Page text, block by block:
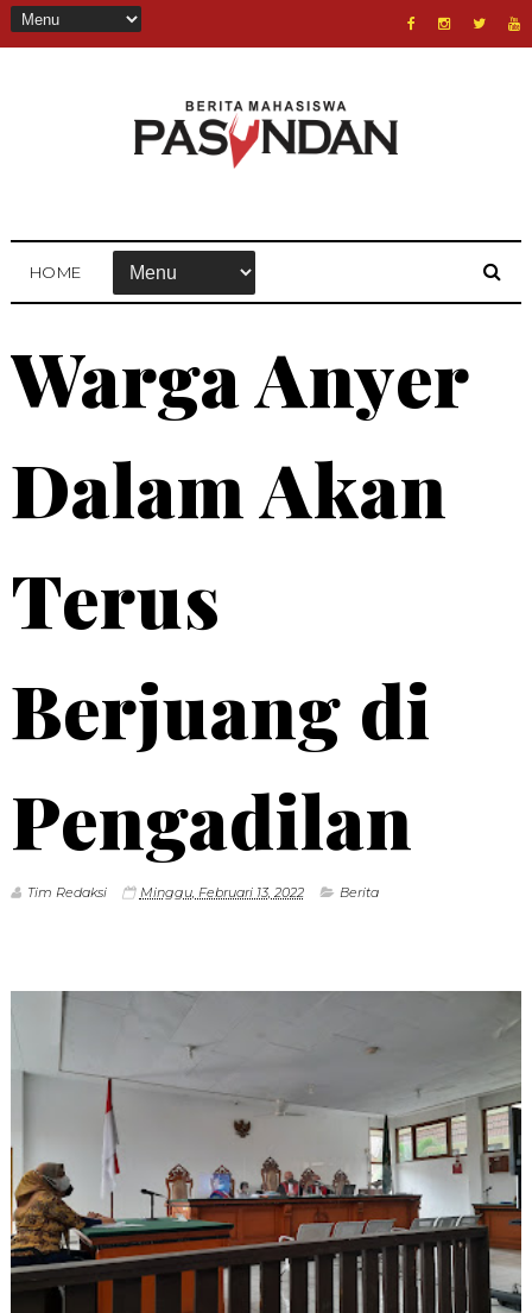
HOME
Warga Anyer
Dalam Akan
Terus
Berjuang di
Pengadilan
Tim Redaksi Minggu, Februari 13, 2022 Berita